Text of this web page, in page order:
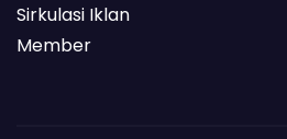
Sirkulasi Iklan
Member